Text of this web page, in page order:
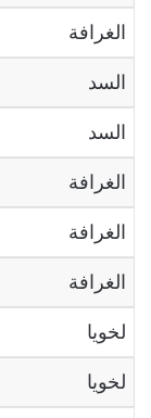
الغرافة
السد
السد
الغرافة
الغرافة
الغرافة
لخويا
لخويا